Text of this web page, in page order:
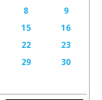
8
9
15
16
22
23
29
30